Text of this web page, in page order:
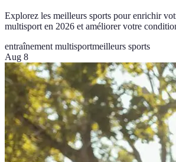
Explorez les meilleurs sports pour enrichir
multisport en 2026 et améliorer votre
entraînement multisportmeilleurs sports
Aug 8